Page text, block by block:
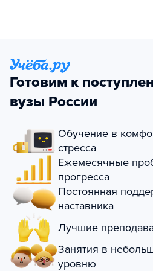
Готовим к
вузы России
Обучение в
стресса
Ежемесячные
прогресса
Постоянная
наставника
Лучшие
Занятия в
уровню